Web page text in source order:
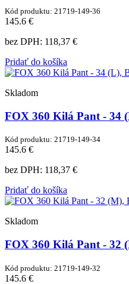
Kód produktu: 21719-149-36
145.6 €
bez DPH: 118,37 €
Pridať do košíka
Skladom
FOX 360 Kilá Pant - 34
Kód produktu: 21719-149-34
145.6 €
bez DPH: 118,37 €
Pridať do košíka
Skladom
FOX 360 Kilá Pant - 32
Kód produktu: 21719-149-32
145.6 €